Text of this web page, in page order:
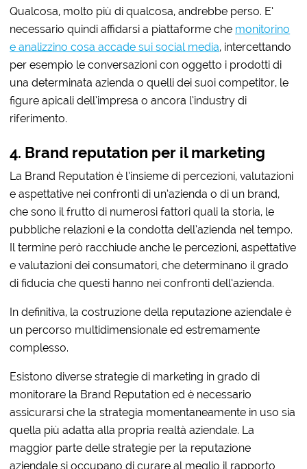
Qualcosa, molto più di qualcosa, andrebbe perso. E’
necessario quindi affidarsi a piattaforme che monitorino
e analizzino cosa accade sui social media, intercettando
per esempio le conversazioni con oggetto i prodotti di
una determinata azienda o quelli dei suoi competitor, le
figure apicali dell’impresa o ancora l’industry di
riferimento.
4. Brand reputation per il marketing
La Brand Reputation è l’insieme di percezioni, valutazioni
e aspettative nei confronti di un’azienda o di un brand,
che sono il frutto di numerosi fattori quali la storia, le
pubbliche relazioni e la condotta dell’azienda nel tempo.
Il termine però racchiude anche le percezioni, aspettative
e valutazioni dei consumatori, che determinano il grado
di fiducia che questi hanno nei confronti dell’azienda.
In definitiva, la costruzione della reputazione aziendale è
un percorso multidimensionale ed estremamente
complesso.
Esistono diverse strategie di marketing in grado di
monitorare la Brand Reputation ed è necessario
assicurarsi che la strategia momentaneamente in uso sia
quella più adatta alla propria realtà aziendale. La
maggior parte delle strategie per la reputazione
aziendale si occupano di curare al meglio il rapporto